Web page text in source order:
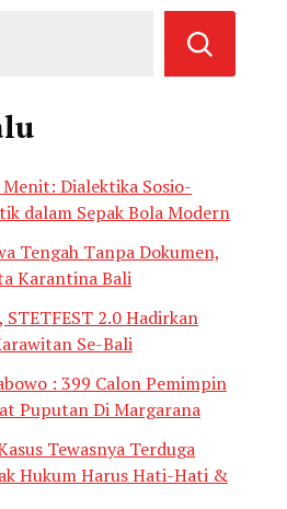
Dialektika Sosio-
dalam Sepak Bola Modern
Tengah Tanpa Dokumen,
Karantina Bali
2.0 Hadirkan
Se-Bali
: 399 Calon Pemimpin
Puputan Di Margarana
Tewasnya Terduga
Hukum Harus Hati-Hati &